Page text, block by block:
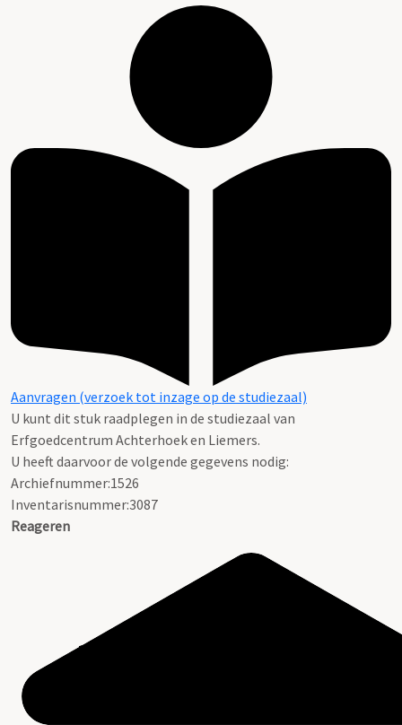
Aanvragen (verzoek tot inzage op de studiezaal)
U kunt dit stuk raadplegen in de studiezaal van
Erfgoedcentrum Achterhoek en Liemers.
U heeft daarvoor de volgende gegevens nodig:
Archiefnummer:1526
Inventarisnummer:3087
Reageren